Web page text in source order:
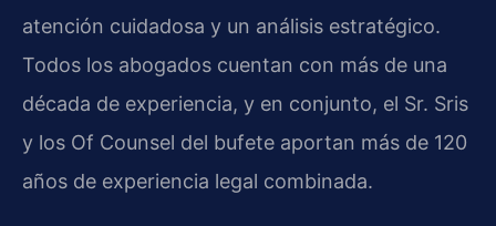
atención cuidadosa y un análisis estratégico.
Todos los abogados cuentan con más de una
década de experiencia, y en conjunto, el Sr. Sris
y los Of Counsel del bufete aportan más de 120
años de experiencia legal combinada.